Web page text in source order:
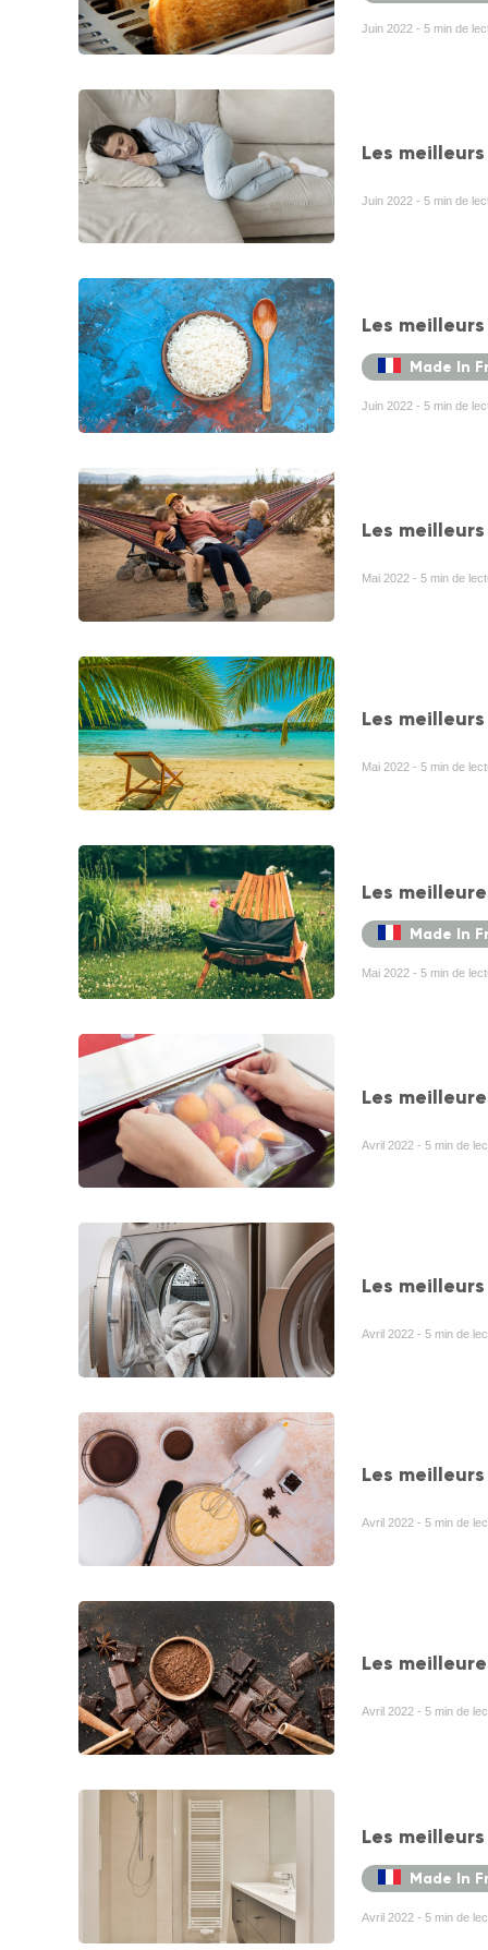
Juin 2022 - 5 min de
Les
Juin 2022 - 5 min de
Les
Made In
Juin 2022 - 5 min de
Les
Mai 2022 - 5 min de
Les
Mai 2022 - 5 min de
Les
Made In
Mai 2022 - 5 min de
Les
Avril 2022 - 5 min de
Les
Avril 2022 - 5 min de
Les
Avril 2022 - 5 min de
Les
Avril 2022 - 5 min de
Les
Made In
Avril 2022 - 5 min de